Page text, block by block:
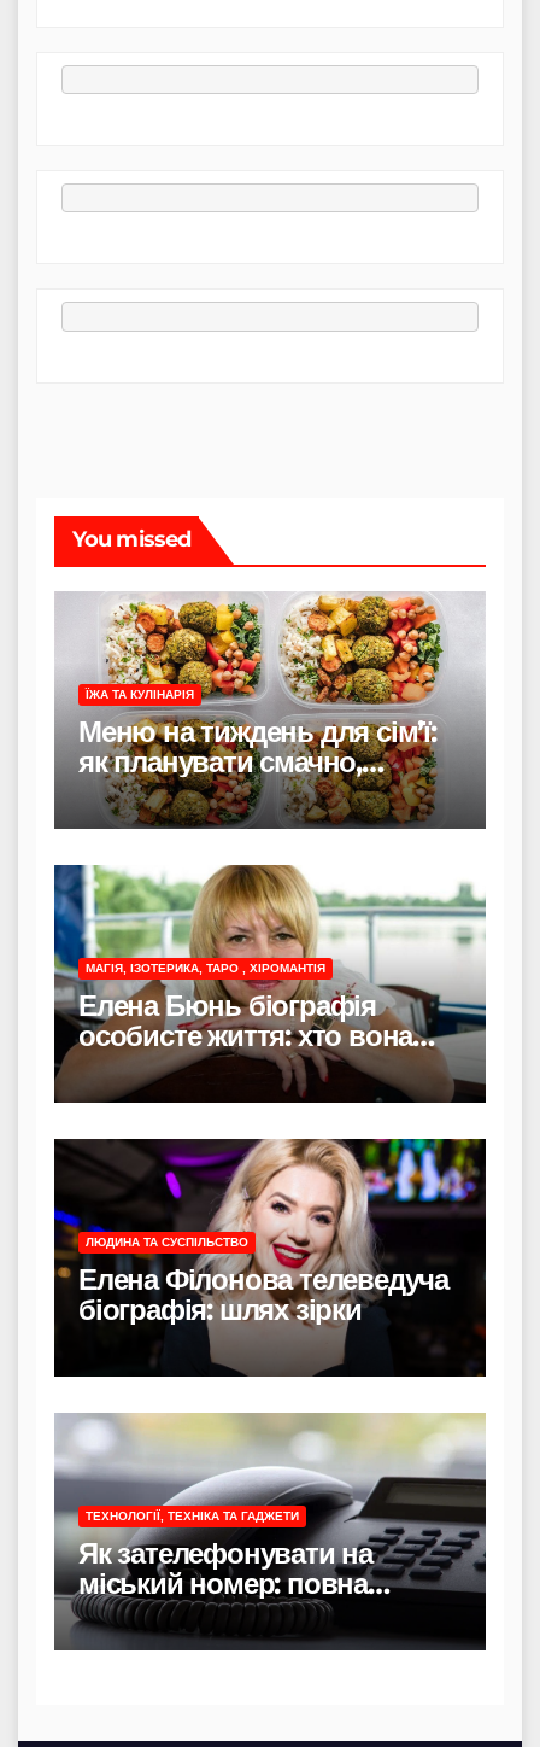
You missed
ЇЖА ТА КУЛІНАРІЯ
Меню на тиждень для сім’ї:
як планувати смачно,
економно і без стресу
МАГІЯ, ІЗОТЕРИКА, ТАРО , ХІРОМАНТІЯ
Елена Бюнь біографія
особисте життя: хто вона
насправді
ЛЮДИНА ТА СУСПІЛЬСТВО
Елена Філонова телеведуча
біографія: шлях зірки
ТЕХНОЛОГІЇ, ТЕХНІКА ТА ГАДЖЕТИ
Як зателефонувати на
міський номер: повна
інструкція